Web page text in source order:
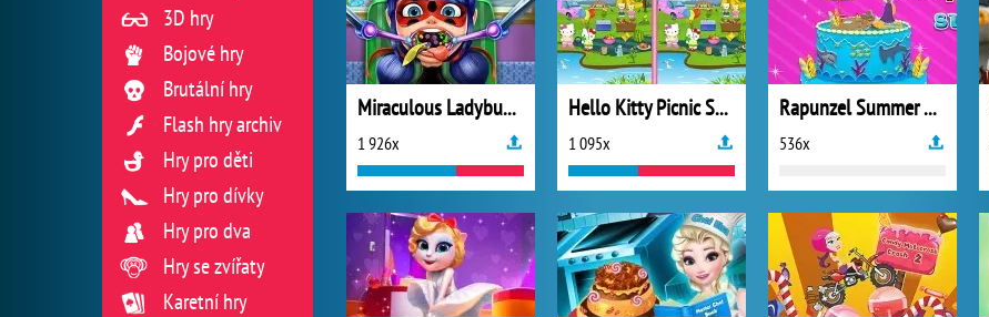
Miraculous Ladybug Throat Doctor
1 926x
Hello Kitty Picnic Spot
1 095x
Rapunzel Summer Cake
536x
3D hry
Bojové hry
Brutální hry
Flash hry archiv
Hry pro děti
Hry pro dívky
Hry pro dva
Hry se zvířaty
Karetní hry